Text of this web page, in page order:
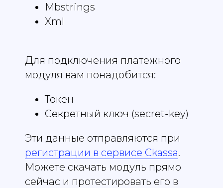
Mbstrings
Xml
Для подключения платежного
модуля вам понадобится:
Токен
Секретный ключ (secret-key)
Эти данные отправляются при
регистрации в сервисе Ckassa.
Можете скачать модуль прямо
сейчас и протестировать его в